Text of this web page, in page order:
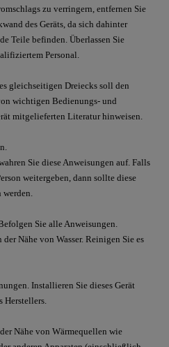
zu verringern, entfernen Sie
des Geräts, da sich dahinter
Teile befinden. Überlassen Sie
Personal.
gleichseitigen Dreiecks soll den
wichtigen Bedienungs- und
mitgelieferten Literatur hinweisen.
Sie diese Anweisungen auf. Falls
weitergeben, dann sollte diese
werden.
Sie alle Anweisungen.
Nähe von Wasser. Reinigen Sie es
Installieren Sie dieses Gerät
Herstellers.
Nähe von Wärmequellen wie